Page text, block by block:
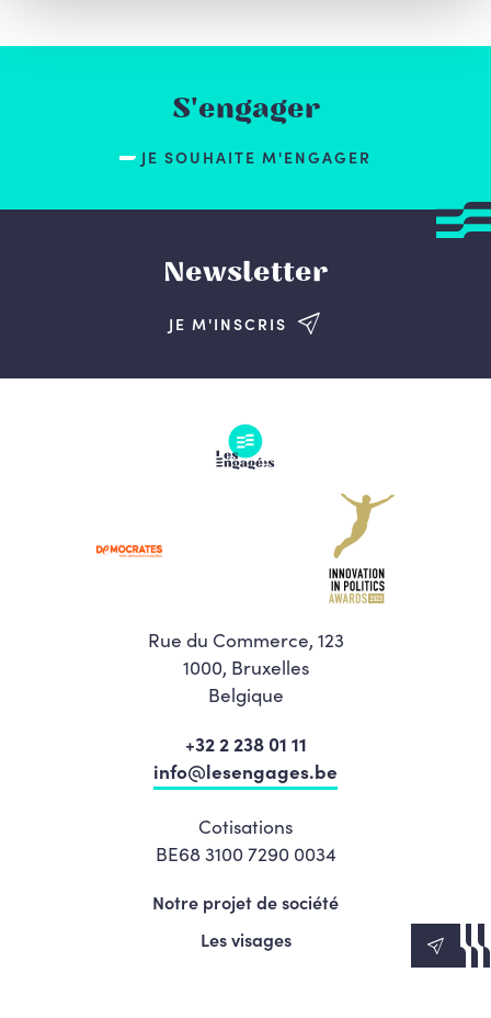
S'engager
JE SOUHAITE M'ENGAGER
Newsletter
JE M'INSCRIS
Rue du Commerce, 123
1000, Bruxelles
Belgique
+32 2 238 01 11
info@lesengages.be
Cotisations
BE68 3100 7290 0034
Notre projet de société
Les visages